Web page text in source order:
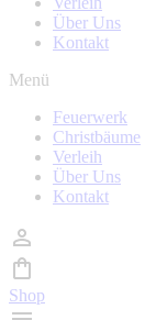
Über Uns
Kontakt
Menü
Feuerwerk
Christbäume
Verleih
Über Uns
Kontakt
Shop